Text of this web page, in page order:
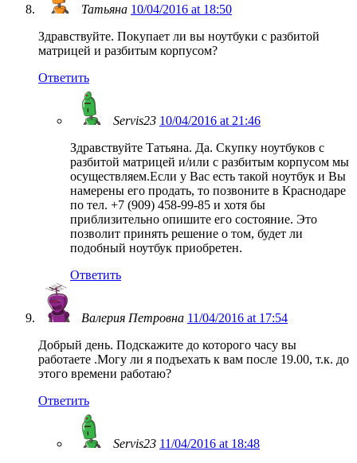
Татьяна 10/04/2016 at 18:50
Здравствуйте. Покупает ли вы ноутбуки с разбитой
матрицей и разбитым корпусом?
Ответить
Servis23 10/04/2016 at 21:46
Здравствуйте Татьяна. Да. Скупку ноутбуков с
разбитой матрицей и/или с разбитым корпусом мы
осуществляем.Если у Вас есть такой ноутбук и Вы
намерены его продать, то позвоните в Краснодаре
по тел. +7 (909) 458-99-85 и хотя бы
приблизительно опишите его состояние. Это
позволит принять решение о том, будет ли
подобный ноутбук приобретен.
Ответить
Валерия Петровна 11/04/2016 at 17:54
Добрый день. Подскажите до которого часу вы
работаете .Могу ли я подъехать к вам после 19.00, т.к. до
этого времени работаю?
Ответить
Servis23 11/04/2016 at 18:48